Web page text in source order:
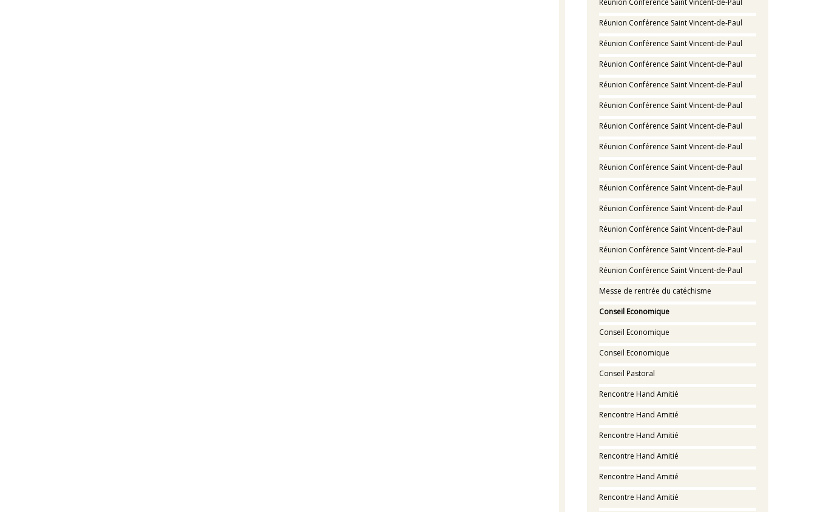
Réunion Conférence Saint Vincent-de-Paul
Réunion Conférence Saint Vincent-de-Paul
Réunion Conférence Saint Vincent-de-Paul
Réunion Conférence Saint Vincent-de-Paul
Réunion Conférence Saint Vincent-de-Paul
Réunion Conférence Saint Vincent-de-Paul
Réunion Conférence Saint Vincent-de-Paul
Réunion Conférence Saint Vincent-de-Paul
Réunion Conférence Saint Vincent-de-Paul
Réunion Conférence Saint Vincent-de-Paul
Réunion Conférence Saint Vincent-de-Paul
Réunion Conférence Saint Vincent-de-Paul
Réunion Conférence Saint Vincent-de-Paul
Réunion Conférence Saint Vincent-de-Paul
Messe de rentrée du catéchisme
Conseil Economique
Conseil Economique
Conseil Economique
Conseil Pastoral
Rencontre Hand Amitié
Rencontre Hand Amitié
Rencontre Hand Amitié
Rencontre Hand Amitié
Rencontre Hand Amitié
Rencontre Hand Amitié